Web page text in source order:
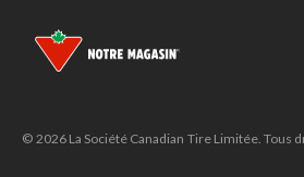
© 2026 La Société Canadian Tire Limitée. Tous